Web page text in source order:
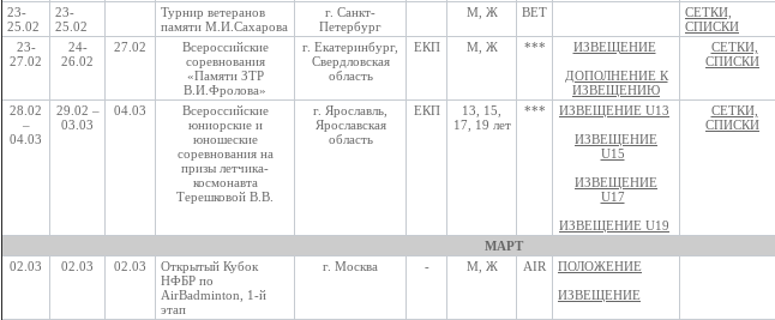
23-
25.02
23-
25.02
Турнир ветеранов
памяти М.И.Сахарова
г. Санкт-
Петербург
М, Ж ВЕТ
СЕТКИ,
СПИСКИ
23-
27.02
24-
26.02
27.02
Всероссийские
соревнования
«Памяти ЗТР
В.И.Фролова»
г. Екатеринбург,
Свердловская
область
ЕКП М, Ж ***
ИЗВЕЩЕНИЕ
ДОПОЛНЕНИЕ К
ИЗВЕЩЕНИЮ
СЕТКИ,
СПИСКИ
28.02
–
04.03
29.02 –
03.03
04.03
Всероссийские
юниорские и
юношеские
соревнования на
призы летчика-
космонавта
Терешковой В.В.
г. Ярославль,
Ярославская
область
ЕКП
13, 15,
17, 19 лет
***
ИЗВЕЩЕНИЕ U13
ИЗВЕЩЕНИЕ
U15
ИЗВЕЩЕНИЕ
U17
ИЗВЕЩЕНИЕ U19
СЕТКИ,
СПИСКИ
МАРТ
02.03
02.03 02.03
Открытый Кубок
НФБР по
AirBadminton, 1-й
этап
г. Москва - М, Ж AIR
ПОЛОЖЕНИЕ
ИЗВЕЩЕНИЕ